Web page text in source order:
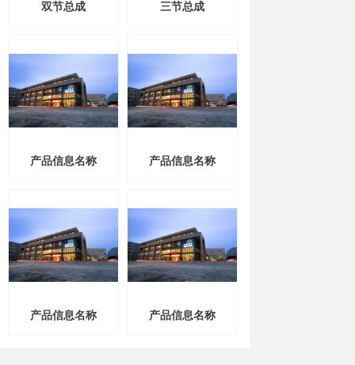
双节总成 三节总成
产品信息名称 产品信息名称
产品信息名称 产品信息名称